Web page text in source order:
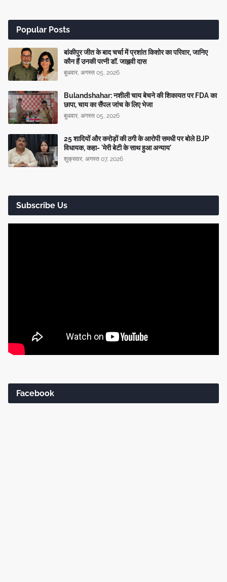
Popular Posts
बांकीपुर जीत के बाद चर्चा में प्रशांत किशोर का परिवार, जानिए
कौन हैं उनकी पत्नी डॉ. जाह्नवी दास
बुधवार, अगस्त 05, 2026
Bulandshahar: नशीली चाय बेचने की शिकायत पर FDA का
छापा, चाय का सैंपल जांच के लिए भेजा
बुधवार, अगस्त 05, 2026
25 शादियों और करोड़ों की ठगी के आरोपी समधी पर बोले BJP
विधायक, कहा- 'मेरी बेटी के साथ हुआ अन्याय'
शुक्रवार, अगस्त 07, 2026
Subscribe Us
Facebook